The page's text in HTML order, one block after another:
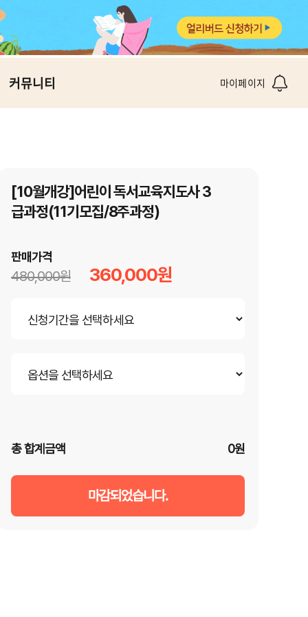
커뮤니티 마이페이지
[10월개강]어린이 독서교육지도사 3
급과정(11기모집/8주과정)
판매가격
480,000원 360,000원
총 합계금액 0원
마감되었습니다.